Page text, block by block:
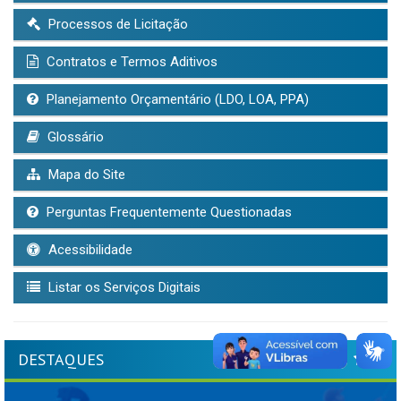
Processos de Licitação
Contratos e Termos Aditivos
Planejamento Orçamentário (LDO, LOA, PPA)
Glossário
Mapa do Site
Perguntas Frequentemente Questionadas
Acessibilidade
Listar os Serviços Digitais
DESTAQUES